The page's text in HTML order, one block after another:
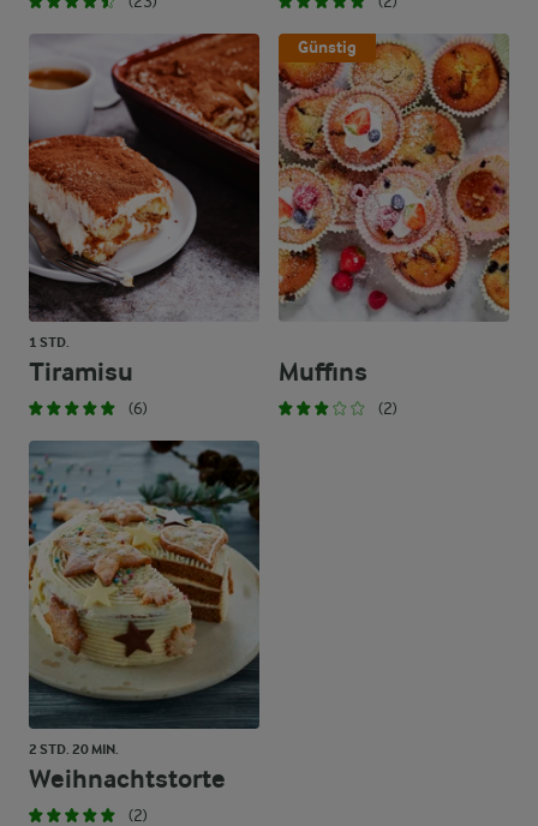
1 STD.
Tiramisu
(6)
Günstig
Muffins
(2)
2 STD. 20 MIN.
Weihnachtstorte
(2)